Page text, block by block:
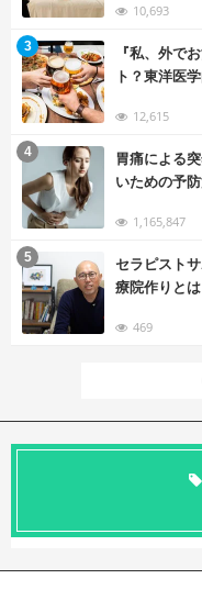
10,693
『私、外で
ト？東洋医
12,615
3
胃痛による
いための予
1,165,847
4
セラピスト
療院作りとは
469
5